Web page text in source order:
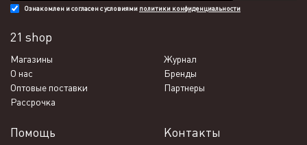
Ознакомлен и согласен с условиями политики конфиденциальности
21 shop
Магазины
Журнал
О нас
Бренды
Оптовые поставки
Партнеры
Рассрочка
Помощь Контакты